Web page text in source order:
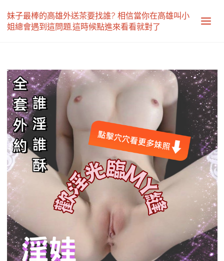
妹子最棒的高雄外送茶要找誰? 相信當你在高雄叫小
姐總會遇到這問題,這時候點進來看看就對了